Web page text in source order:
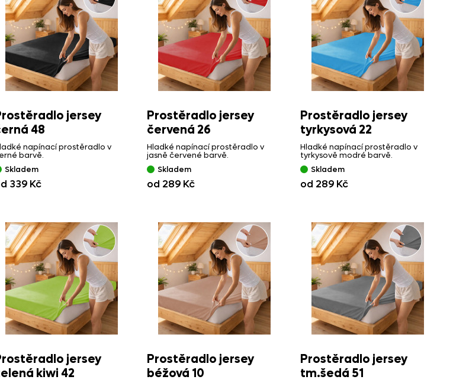
jersey
48
napínací prostěradlo v
barvě.
Skladem
339 Kč
Prostěradlo jersey
červená 26
Hladké napínací prostěradlo v
jasně červené barvě.
Skladem
od 289 Kč
Prostěradlo jersey
tyrkysová 22
Hladké napínací prostěradlo v
tyrkysově modré barvě.
Skladem
od 289 Kč
jersey
kiwi 42
Prostěradlo jersey
béžová 10
Prostěradlo jersey
tm.šedá 51